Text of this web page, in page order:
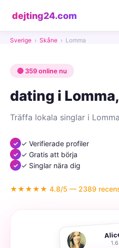
dejting24.com
Sverige › Skåne › Lomma
🔴 359 online nu
dating i
Träffa lokala singlar i Lomma
✓ Verifierade profiler
✓ Gratis att börja
✓ Singlar nära dig
★★★★★ 4.8/5 — 2389